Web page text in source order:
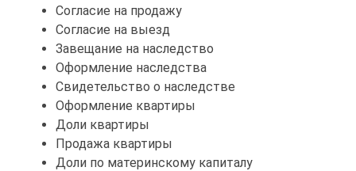
Согласие на продажу
Согласие на выезд
Завещание на наследство
Оформление наследства
Свидетельство о наследстве
Оформление квартиры
Доли квартиры
Продажа квартиры
Доли по материнскому капиталу